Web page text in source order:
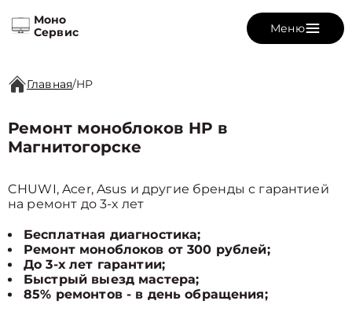
Моно
Сервис
Меню
Главная/HP
Ремонт моноблоков HP в
Магнитогорске
CHUWI, Acer, Asus и другие бренды с гарантией
на ремонт до 3-х лет
Бесплатная диагностика;
Ремонт моноблоков от 300 рублей;
До 3-х лет гарантии;
Быстрый выезд мастера;
85% ремонтов - в день обращения;